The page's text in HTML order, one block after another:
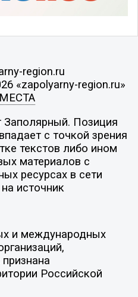
region.ru
«zapolyarny-region.ru»
Позиция
с точкой зрения
текстов либо ином
материалов с
ресурсах в сети
источник
и международных
Российской